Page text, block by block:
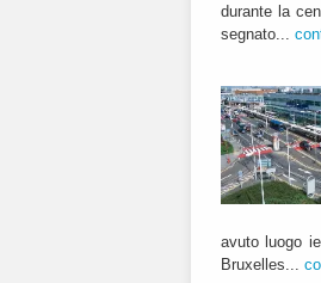
durante la
segnato...
avuto luogo
Bruxelles...